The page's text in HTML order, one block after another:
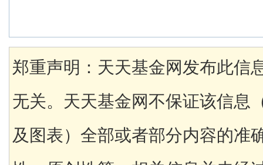
郑重声明：天天基金网发布此信
无关。天天基金网不保证该信息
及图表）全部或者部分内容的准